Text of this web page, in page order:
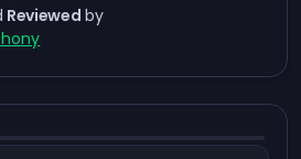
Reviewed by